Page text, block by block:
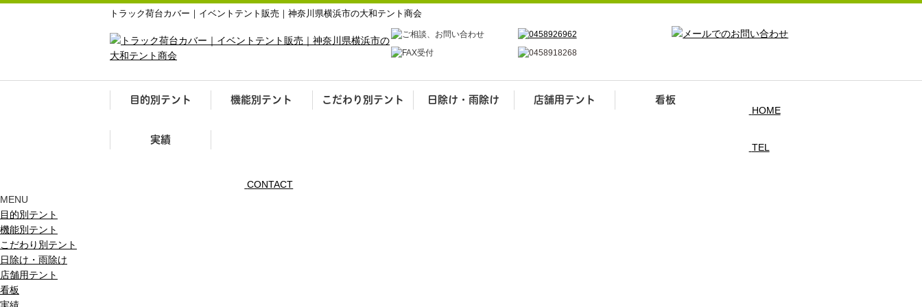
トラック荷台カバー｜イベントテント販売｜神奈川県横浜市の大和テント商会
目的別テント 機能別テント こだわり別テント 日除け・雨除け 店舗用テント 看板
実績
HOME
TEL
CONTACT
MENU
目的別テント
機能別テント
こだわり別テント
日除け・雨除け
店舗用テント
看板